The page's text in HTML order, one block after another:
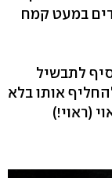
במעט קמח
לתבשיל
אותו בלא
(ראוי!)